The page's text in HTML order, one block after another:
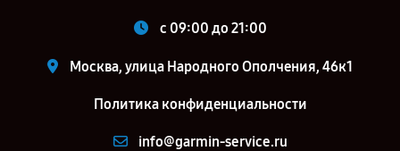
c 09:00 до 21:00
Москва, улица Народного Ополчения, 46к1
Политика конфиденциальности
info@garmin-service.ru